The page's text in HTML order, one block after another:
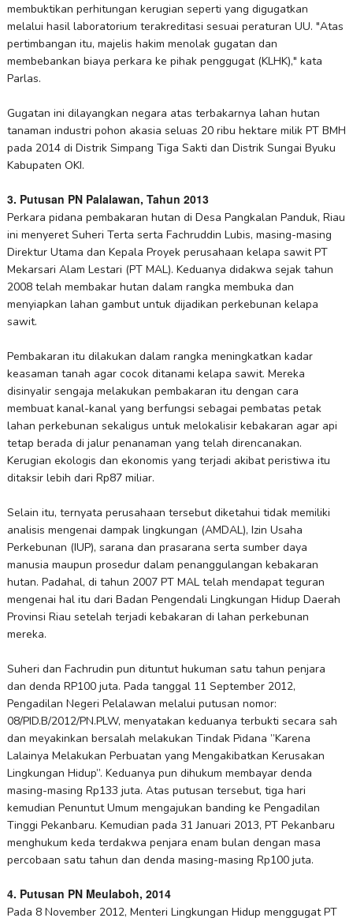
membuktikan perhitungan kerugian seperti yang digugatkan
melalui hasil laboratorium terakreditasi sesuai peraturan UU. "Atas
pertimbangan itu, majelis hakim menolak gugatan dan
membebankan biaya perkara ke pihak penggugat (KLHK)," kata
Parlas.
Gugatan ini dilayangkan negara atas terbakarnya lahan hutan
tanaman industri pohon akasia seluas 20 ribu hektare milik PT BMH
pada 2014 di Distrik Simpang Tiga Sakti dan Distrik Sungai Byuku
Kabupaten OKI.
3. Putusan PN Palalawan, Tahun 2013
Perkara pidana pembakaran hutan di Desa Pangkalan Panduk, Riau
ini menyeret Suheri Terta serta Fachruddin Lubis, masing-masing
Direktur Utama dan Kepala Proyek perusahaan kelapa sawit PT
Mekarsari Alam Lestari (PT MAL). Keduanya didakwa sejak tahun
2008 telah membakar hutan dalam rangka membuka dan
menyiapkan lahan gambut untuk dijadikan perkebunan kelapa
sawit.
Pembakaran itu dilakukan dalam rangka meningkatkan kadar
keasaman tanah agar cocok ditanami kelapa sawit. Mereka
disinyalir sengaja melakukan pembakaran itu dengan cara
membuat kanal-kanal yang berfungsi sebagai pembatas petak
lahan perkebunan sekaligus untuk melokalisir kebakaran agar api
tetap berada di jalur penanaman yang telah direncanakan.
Kerugian ekologis dan ekonomis yang terjadi akibat peristiwa itu
ditaksir lebih dari Rp87 miliar.
Selain itu, ternyata perusahaan tersebut diketahui tidak memiliki
analisis mengenai dampak lingkungan (AMDAL), Izin Usaha
Perkebunan (IUP), sarana dan prasarana serta sumber daya
manusia maupun prosedur dalam penanggulangan kebakaran
hutan. Padahal, di tahun 2007 PT MAL telah mendapat teguran
mengenai hal itu dari Badan Pengendali Lingkungan Hidup Daerah
Provinsi Riau setelah terjadi kebakaran di lahan perkebunan
mereka.
Suheri dan Fachrudin pun dituntut hukuman satu tahun penjara
dan denda RP100 juta. Pada tanggal 11 September 2012,
Pengadilan Negeri Pelalawan melalui putusan nomor:
08/PID.B/2012/PN.PLW, menyatakan keduanya terbukti secara sah
dan meyakinkan bersalah melakukan Tindak Pidana ”Karena
Lalainya Melakukan Perbuatan yang Mengakibatkan Kerusakan
Lingkungan Hidup”. Keduanya pun dihukum membayar denda
masing-masing Rp133 juta. Atas putusan tersebut, tiga hari
kemudian Penuntut Umum mengajukan banding ke Pengadilan
Tinggi Pekanbaru. Kemudian pada 31 Januari 2013, PT Pekanbaru
menghukum keda terdakwa penjara enam bulan dengan masa
percobaan satu tahun dan denda masing-masing Rp100 juta.
4. Putusan PN Meulaboh, 2014
Pada 8 November 2012, Menteri Lingkungan Hidup menggugat PT